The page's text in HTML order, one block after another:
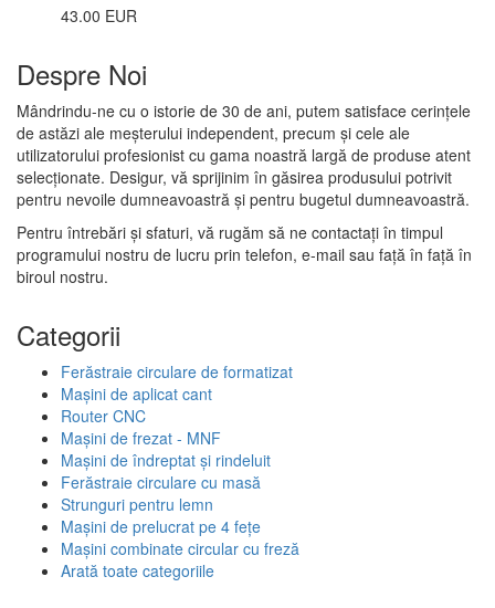
43.00 EUR
Despre Noi
Mândrindu-ne cu o istorie de 30 de ani, putem satisface cerințele
de astăzi ale meșterului independent, precum și cele ale
utilizatorului profesionist cu gama noastră largă de produse atent
selecționate. Desigur, vă sprijinim în găsirea produsului potrivit
pentru nevoile dumneavoastră și pentru bugetul dumneavoastră.
Pentru întrebări și sfaturi, vă rugăm să ne contactați în timpul
programului nostru de lucru prin telefon, e-mail sau față în față în
biroul nostru.
Categorii
Ferăstraie circulare de formatizat
Mașini de aplicat cant
Router CNC
Mașini de frezat - MNF
Mașini de îndreptat și rindeluit
Ferăstraie circulare cu masă
Strunguri pentru lemn
Mașini de prelucrat pe 4 fețe
Mașini combinate circular cu freză
Arată toate categoriile